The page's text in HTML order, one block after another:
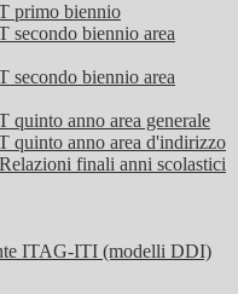
primo biennio
secondo biennio area
secondo biennio area
quinto anno area generale
quinto anno area d'indirizzo
finali anni scolastici
ITAG-ITI (modelli DDI)